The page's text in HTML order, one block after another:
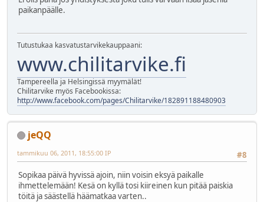
paikanpäälle.
Tutustukaa kasvatustarvikekauppaani:
www.chilitarvike.fi
Tampereella ja Helsingissä myymälät!
Chilitarvike myös Facebookissa:
http://www.facebook.com/pages/Chilitarvike/182891188480903
jeQQ
#8
tammikuu 06, 2011, 18:55:00 IP
Sopikaa päivä hyvissä ajoin, niin voisin eksyä paikalle
ihmettelemään! Kesä on kyllä tosi kiireinen kun pitää paiskia
töitä ja säästellä häämatkaa varten..